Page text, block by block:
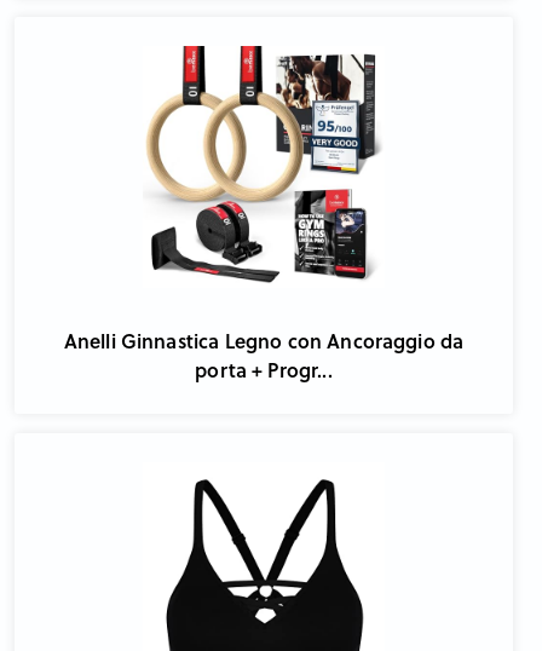
Anelli Ginnastica Legno con Ancoraggio da
porta + Progr...